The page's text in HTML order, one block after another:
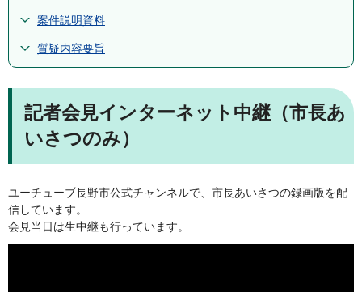
案件説明資料
質疑内容要旨
記者会見インターネット中継（市長あ
いさつのみ）
ユーチューブ長野市公式チャンネルで、市長あいさつの録画版を配
信しています。
会見当日は生中継も行っています。